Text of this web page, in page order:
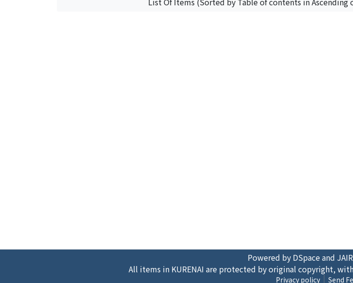
Powered by DSpace and
All items in KURENAI are protected by original copyright,
Privacy policy Send